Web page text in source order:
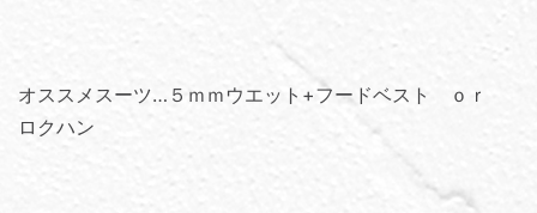
オススメスーツ…５ｍｍウエット+フードベスト ｏｒ
ロクハン